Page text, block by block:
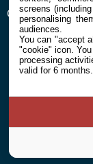
Qui sommes nous
screens
personalising
audiences.
You can "accept
"cookie" icon.
processing
valid for 6 months.